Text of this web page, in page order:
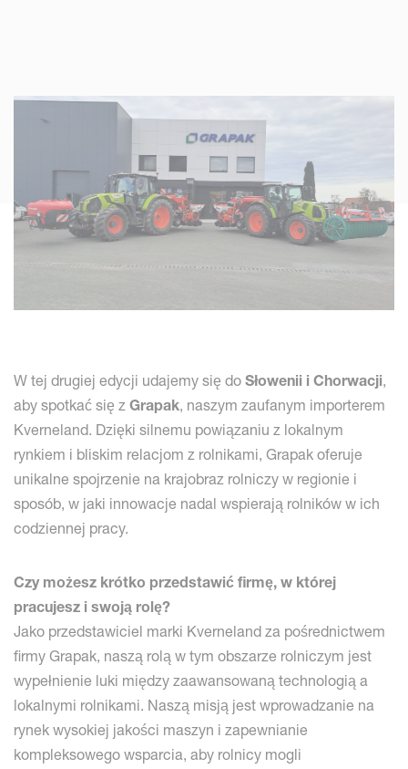
W tej drugiej edycji udajemy się do Słowenii i Chorwacji,
aby spotkać się z Grapak, naszym zaufanym importerem
Kverneland. Dzięki silnemu powiązaniu z lokalnym
rynkiem i bliskim relacjom z rolnikami, Grapak oferuje
unikalne spojrzenie na krajobraz rolniczy w regionie i
sposób, w jaki innowacje nadal wspierają rolników w ich
codziennej pracy.
Czy możesz krótko przedstawić firmę, w której
pracujesz i swoją rolę?
Jako przedstawiciel marki Kverneland za pośrednictwem
firmy Grapak, naszą rolą w tym obszarze rolniczym jest
wypełnienie luki między zaawansowaną technologią a
lokalnymi rolnikami. Naszą misją jest wprowadzanie na
rynek wysokiej jakości maszyn i zapewnianie
kompleksowego wsparcia, aby rolnicy mogli